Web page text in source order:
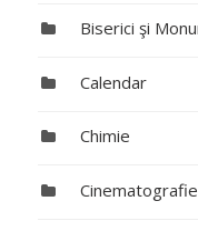
Biserici şi
Calendar
Chimie
Cinematografie